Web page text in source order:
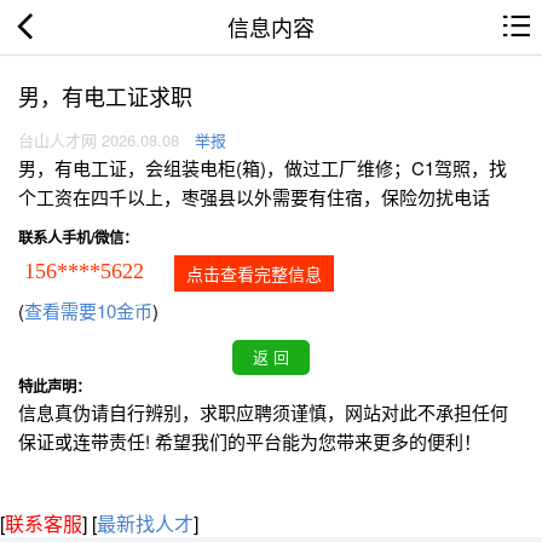
信息内容
男，有电工证求职
台山人才网 2026.08.08 举报
男，有电工证，会组装电柜(箱)，做过工厂维修；C1驾照，找
个工资在四千以上，枣强县以外需要有住宿，保险勿扰电话
联系人手机/微信：
156****5622 点击查看完整信息
(查看需要10金币)
特此声明：
信息真伪请自行辨别，求职应聘须谨慎，网站对此不承担任何
保证或连带责任! 希望我们的平台能为您带来更多的便利！
[联系客服] [最新找人才]